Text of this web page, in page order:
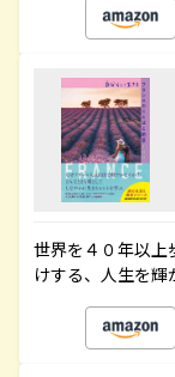
世界を４０年以上
けする、人生を